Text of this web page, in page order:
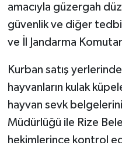
amacıyla güzergah
güvenlik ve diğer
ve İl Jandarma
Kurban satış
hayvanların kulak
hayvan sevk
Müdürlüğü ile Rize
hekimlerince kontrol